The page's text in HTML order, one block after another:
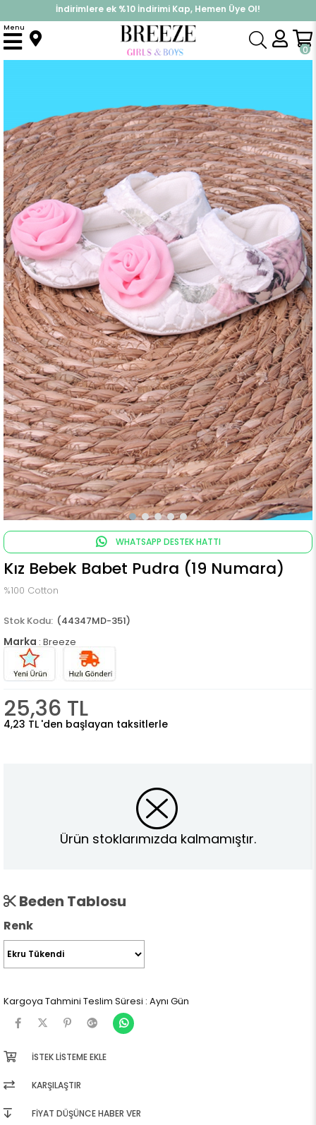
%30 Sepette Yaz İndirimi, Hemen Al!
İndirimlere ek %10 İndirimi Kap, Hemen Üye Ol!
0
Menu
Anasayfa Patik & Panduf
WHATSAPP DESTEK HATTI
Kız Bebek Babet Pudra (19 Numara)
%100 Cotton
(44347MD-351)
Marka : Breeze
25,36 TL
4,23 TL 'den başlayan taksitlerle
Ürün stoklarımızda kalmamıştır.
Beden Tablosu
Renk
Kargoya Tahmini Teslim Süresi : Aynı Gün
İSTEK LISTEME EKLE
KARŞILAŞTIR
FIYAT DÜŞÜNCE HABER VER